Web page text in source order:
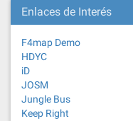
Enlaces de Interés
F4map Demo
HDYC
iD
JOSM
Jungle Bus
Keep Right